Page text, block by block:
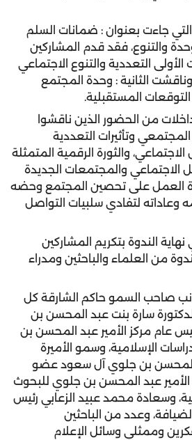
التي جاءت بعنوان : ضمانات السلم
والتنوع، فقد قدم المشاركين
الأولى التعددية والتنوع الاجتماعي
وناقشت الثانية : وحدة المجتمع
المستقبلية.
من الحضور الذين ناقشوا
وتأثيرات التعددية
الاجتماعي، والثورة الرقمية المتمثلة
الاجتماعي والمجتمعات الجديدة
العمل على تحصين المجتمع وحضه
وعاداته لتفادي سلبيات التواصل
الندوة بتكريم المشاركين
من العلماء والباحثين ومدراء
صاحب السمو حاكم الشارقة كل
سارة بنت عبد المحسن بن
عام مركز الأمير عبد المحسن بن
الإسلامية، وسمو الأميرة
بن جلوي آل سعود عضو
عبد المحسن بن جلوي للبحوث
وسعادة محمد عبيد الزعابي رئيس
وعدد من الباحثين
وممثلي وسائل الإعلام